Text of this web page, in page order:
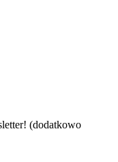
(dodatkowo